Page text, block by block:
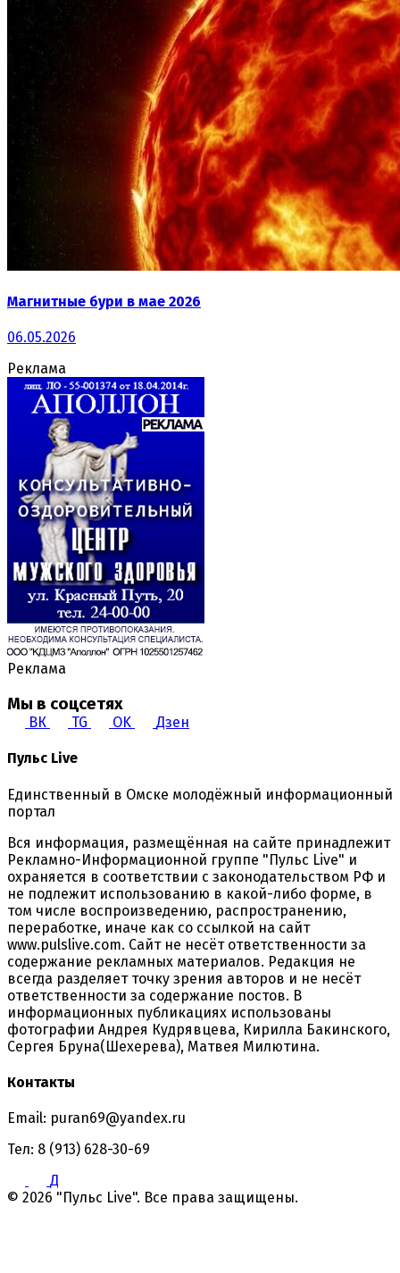
Магнитные бури в мае 2026
06.05.2026
Реклама
Реклама
Мы в соцсетях
ВК TG OK Дзен
Пульс Live
Единственный в Омске молодёжный информационный
портал
Вся информация, размещённая на сайте принадлежит
Рекламно-Информационной группе "Пульс Live" и
охраняется в соответствии с законодательством РФ и
не подлежит использованию в какой-либо форме, в
том числе воспроизведению, распространению,
переработке, иначе как со ссылкой на сайт
www.pulslive.com. Сайт не несёт ответственности за
содержание рекламных материалов. Редакция не
всегда разделяет точку зрения авторов и не несёт
ответственности за содержание постов. В
информационных публикациях использованы
фотографии Андрея Кудрявцева, Кирилла Бакинского,
Сергея Бруна(Шехерева), Матвея Милютина.
Контакты
Email: puran69@yandex.ru
Тел: 8 (913) 628-30-69
Д
© 2026 "Пульс Live". Все права защищены.